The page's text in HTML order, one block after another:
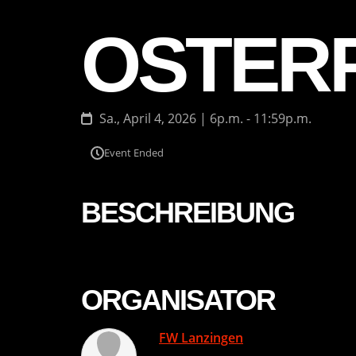
Sa., April 4, 2026 | 6p.m. - 11:59p.m.
Event Ended
BESCHREIBUNG
ORGANISATOR
FW Lanzingen